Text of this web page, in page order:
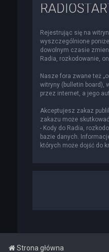
Rejestrując się na
wyszczególnione
dowolnym czasie
Radia, rozkodowanie,
Nasze fora zwane też
witryny (bulletin board),
przez internet, a jego
Akceptujesz zakaz
zakazu może
- Kody do Radia,
bazie danych.
których może dojść do
Strona główna